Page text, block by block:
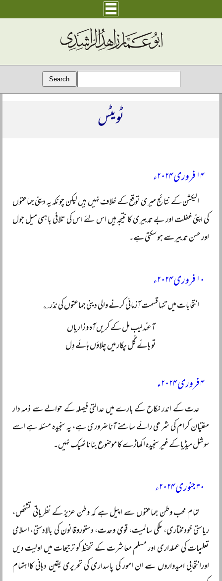
ٹویٹس
۱۴ فروری ۲۰۲۴ء
الیکشن کے نتائج میری توقع کے خلاف نہیں ہیں لیکن چونکہ یہ دینی جماعتوں
کی اپنی غفلت اور بے تدبیری کا نتیجہ ہیں اس لئے اس کی تلافی باہمی میل جول
اور حسن تدبیر سے ہو سکتی ہے۔
۱۰ فروری ۲۰۲۴ء
انتخابات میں تنہا قسمت آزمائی کرنے والی دینی جماعتوں کی نذر ؎
آ عندلیب مل کے کریں آہ و زاریاں
تو ہائے گُل پکار میں چلاؤں ہائے دِل
۴ فروری ۲۰۲۴ء
عدت کے اندر نکاح کے بارے میں عدالتی فیصلہ کے حوالے سے ذمہ دار
مفتیان کرام کی شرعی رائے سامنے آنا ضروری ہے، یہ سنجیدہ مسئلہ ہے اسے
سوشل میڈیا کے غیر سنجیدہ اکھاڑے کا موضوع بنانا ٹھیک نہیں۔
۳۰ جنوری ۲۰۲۴ء
تمام محب وطن جماعتوں سے اپیل ہے کہ وطن عزیز کے نظریاتی تشخص،
ریاستی خودمختاری، ملکی سالمیت، قومی وحدت، دستوروقانون کی بالادستی، اسلامی
تعلیمات کی عملداری اور مسلم معاشرت کے تحفظ کو ترجیحات میں اولیت دیں
اورانتخابی امیدواروں سے ان امور کی پاسداری کی تحریری یقین دہانی کااہتمام